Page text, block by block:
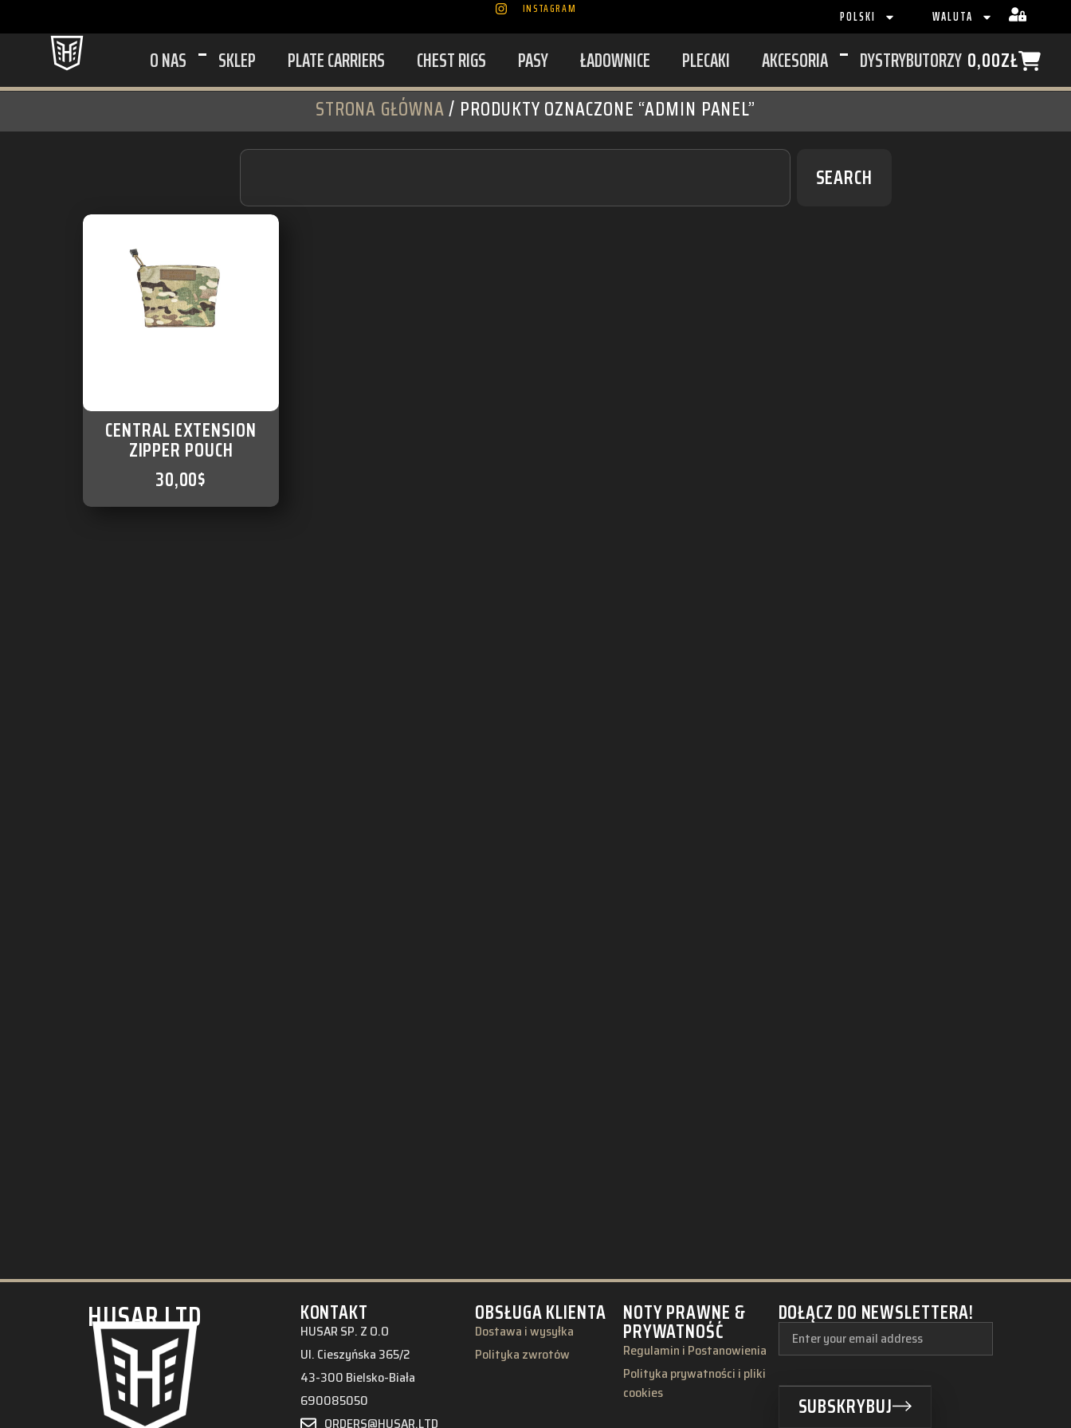
INSTAGRAM POLSKI WALUTA
O NAS SKLEP PLATE CARRIERS CHEST RIGS PASY ŁADOWNICE PLECAKI AKCESORIA DYSTRYBUTORZY 0,00ZŁ
STRONA GŁÓWNA/ PRODUKTY OZNACZONE “ADMIN PANEL”
SEARCH
CENTRAL EXTENSION
ZIPPER POUCH
30,00$
HUSAR.LTD KONTAKT
HUSAR SP. Z O.O
Ul. Cieszyńska 365/2
43-300 Bielsko-Biała
690085050
ORDERS@HUSAR.LTD
OBSŁUGA KLIENTA
Dostawa i wysyłka
Polityka zwrotów
NOTY PRAWNE &
PRYWATNOŚĆ
Regulamin i Postanowienia
Polityka prywatności i pliki
cookies
DOŁĄCZ DO NEWSLETTERA!
SUBSKRYBUJ